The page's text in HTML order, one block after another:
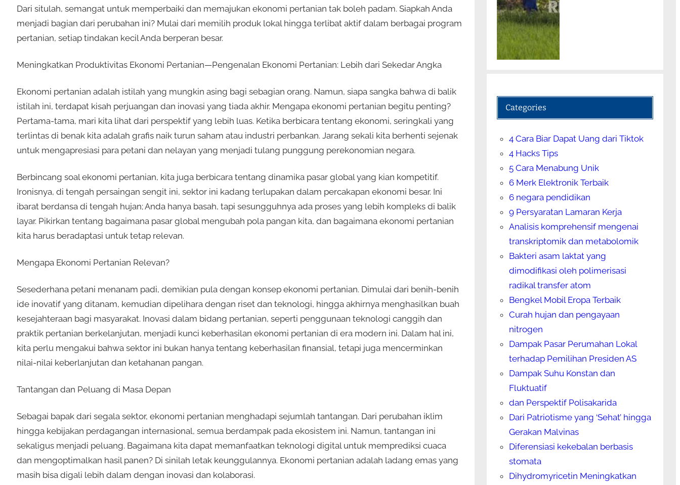
Dari situlah, semangat untuk memperbaiki dan memajukan ekonomi pertanian tak boleh padam. Siapkah Anda
menjadi bagian dari perubahan ini? Mulai dari memilih produk lokal hingga terlibat aktif dalam berbagai program
pertanian, setiap tindakan kecil Anda berperan besar.
Meningkatkan Produktivitas Ekonomi Pertanian—Pengenalan Ekonomi Pertanian: Lebih dari Sekedar Angka
Ekonomi pertanian adalah istilah yang mungkin asing bagi sebagian orang. Namun, siapa sangka bahwa di balik
istilah ini, terdapat kisah perjuangan dan inovasi yang tiada akhir. Mengapa ekonomi pertanian begitu penting?
Pertama-tama, mari kita lihat dari perspektif yang lebih luas. Ketika berbicara tentang ekonomi, seringkali yang
terlintas di benak kita adalah grafis naik turun saham atau industri perbankan. Jarang sekali kita berhenti sejenak
untuk mengapresiasi para petani dan nelayan yang menjadi tulang punggung perekonomian negara.
Berbincang soal ekonomi pertanian, kita juga berbicara tentang dinamika pasar global yang kian kompetitif.
Ironisnya, di tengah persaingan sengit ini, sektor ini kadang terlupakan dalam percakapan ekonomi besar. Ini
ibarat berdansa di tengah hujan; Anda hanya basah, tapi sesungguhnya ada proses yang lebih kompleks di balik
layar. Pikirkan tentang bagaimana pasar global mengubah pola pangan kita, dan bagaimana ekonomi pertanian
kita harus beradaptasi untuk tetap relevan.
Mengapa Ekonomi Pertanian Relevan?
Sesederhana petani menanam padi, demikian pula dengan konsep ekonomi pertanian. Dimulai dari benih-benih
ide inovatif yang ditanam, kemudian dipelihara dengan riset dan teknologi, hingga akhirnya menghasilkan buah
kesejahteraan bagi masyarakat. Inovasi dalam bidang pertanian, seperti penggunaan teknologi canggih dan
praktik pertanian berkelanjutan, menjadi kunci keberhasilan ekonomi pertanian di era modern ini. Dalam hal ini,
kita perlu mengakui bahwa sektor ini bukan hanya tentang keberhasilan finansial, tetapi juga mencerminkan
nilai-nilai keberlanjutan dan ketahanan pangan.
Tantangan dan Peluang di Masa Depan
Sebagai bapak dari segala sektor, ekonomi pertanian menghadapi sejumlah tantangan. Dari perubahan iklim
hingga kebijakan perdagangan internasional, semua berdampak pada ekosistem ini. Namun, tantangan ini
sekaligus menjadi peluang. Bagaimana kita dapat memanfaatkan teknologi digital untuk memprediksi cuaca
dan mengoptimalkan hasil panen? Di sinilah letak keunggulannya. Ekonomi pertanian adalah ladang emas yang
masih bisa digali lebih dalam dengan inovasi dan kolaborasi.
Categories
4 Cara Biar Dapat Uang dari Tiktok
4 Hacks Tips
5 Cara Menabung Unik
6 Merk Elektronik Terbaik
6 negara pendidikan
9 Persyaratan Lamaran Kerja
Analisis komprehensif mengenai
transkriptomik dan metabolomik
Bakteri asam laktat yang
dimodifikasi oleh polimerisasi
radikal transfer atom
Bengkel Mobil Eropa Terbaik
Curah hujan dan pengayaan
nitrogen
Dampak Pasar Perumahan Lokal
terhadap Pemilihan Presiden AS
Dampak Suhu Konstan dan
Fluktuatif
dan Perspektif Polisakarida
Dari Patriotisme yang ‘Sehat’ hingga
Gerakan Malvinas
Diferensiasi kekebalan berbasis
stomata
Dihydromyricetin Meningkatkan